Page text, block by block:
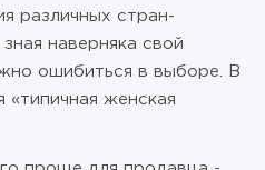
различных стран-
наверняка свой
ошибиться в выборе. В
«типичная женская